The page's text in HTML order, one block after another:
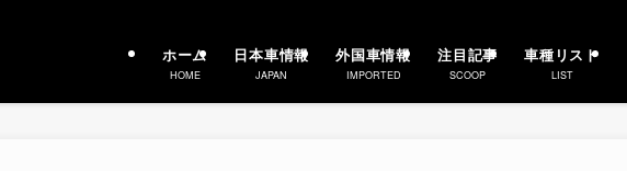
ホーム
HOME
日本車情報
JAPAN
外国車情報
IMPORTED
注目記事
SCOOP
車種リスト
LIST